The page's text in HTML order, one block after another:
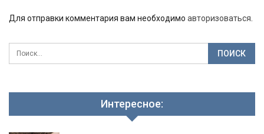
Для отправки комментария вам необходимо авторизоваться
Интересное: